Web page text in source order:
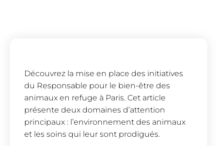
Découvrez la mise en place des initiatives
du Responsable pour le bien-être des
animaux en refuge à Paris. Cet article
présente deux domaines d’attention
principaux : l’environnement des animaux
et les soins qui leur sont prodigués.